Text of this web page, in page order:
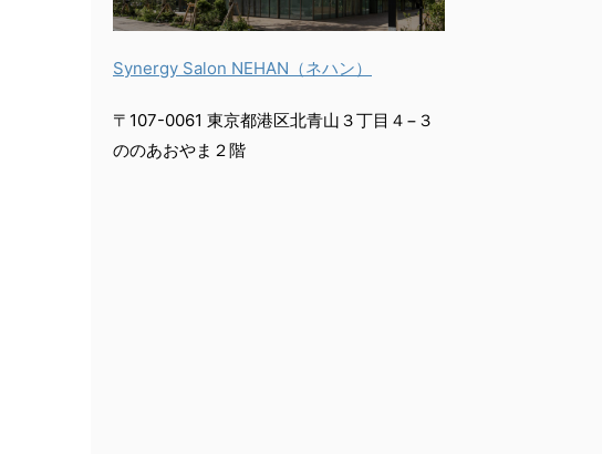
Synergy Salon NEHAN（ネハン）
〒107-0061 東京都港区北青山３丁目４−３
ののあおやま２階